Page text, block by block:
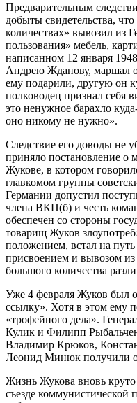
Предварительным
добыты свидетельства,
количествах» вывозил из
пользования» мебель,
написанном 12 января
Андрею Жданову, маршал
ему подарили, другую он
полководец признал себя
это ненужное барахло
оно никому не нужно».
Следствие его доводы не
приняло постановление о
Жукове, в котором
главкомом группы
Германии допустил
члена ВКП(б) и честь
обеспечен со стороны
товарищ Жуков
положением, встал на
присвоением и вывозом
большого количества
Уже 4 февраля Жуков был
ссылку». Хотя в этом ему
«трофейного дела».
Кулик и Филипп
Владимир Крюков,
Леонид Минюк получили
Жизнь Жукова вновь
съезде коммунистической